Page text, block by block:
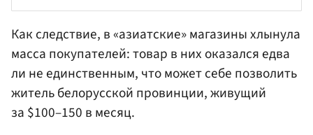
Как следствие, в «азиатские» магазины хлынула
масса покупателей: товар в них оказался едва
ли не единственным, что может себе позволить
житель белорусской провинции, живущий
за $100–150 в месяц.